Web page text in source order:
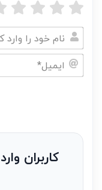
نام
خود
نظر
کاربران